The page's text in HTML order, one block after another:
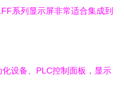
系列显示屏非常适合集成到
化设备、PLC控制面板，显示